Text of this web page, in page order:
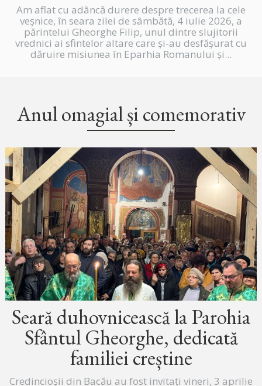
Am aflat cu adâncă durere despre trecerea la cele
veșnice, în seara zilei de sâmbătă, 4 iulie 2026, a
părintelui Gheorghe Filip, unul dintre slujitorii
vrednici ai sfintelor altare care și-au desfășurat cu
dăruire misiunea în Eparhia Romanului și...
Anul omagial și comemorativ
Seară duhovnicească la Parohia
Sfântul Gheorghe, dedicată
familiei creștine
Credincioșii din Bacău au fost invitați vineri, 3 aprilie